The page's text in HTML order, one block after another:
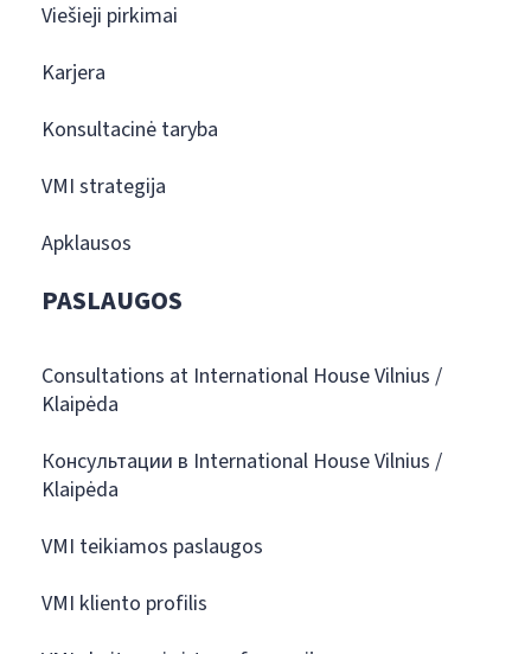
Viešieji pirkimai
Karjera
Konsultacinė taryba
VMI strategija
Apklausos
PASLAUGOS
Consultations at International House Vilnius /
Klaipėda
Консультации в International House Vilnius /
Klaipėda
VMI teikiamos paslaugos
VMI kliento profilis